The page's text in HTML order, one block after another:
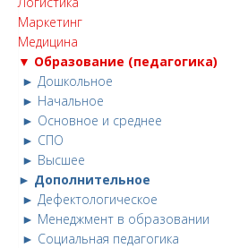
Маркетинг
Медицина
▼ Образование (педагогика)
► Дошкольное
► Начальное
► Основное и среднее
► СПО
► Высшее
► Дополнительное
► Дефектологическое
► Менеджмент в образовании
► Социальная педагогика